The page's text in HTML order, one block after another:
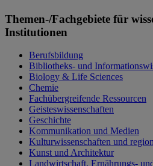
Themen-/Fachgebiete für
Institutionen
Berufsbildung
Bibliotheks- und
Biology & Life Sciences
Chemie
Fachübergreifende Ressourcen
Geisteswissenschaften
Geschichte
Kommunikation und Medien
Kulturwissenschaften und
Kunst und Architektur
Landwirtschaft, Ernährungs-